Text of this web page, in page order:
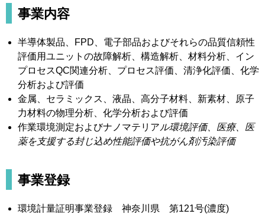
事業内容
半導体製品、FPD、電子部品およびそれらの品質信頼性
評価用ユニットの故障解析、構造解析、材料分析、イン
プロセスQC関連分析、プロセス評価、清浄化評価、化学
分析および評価
金属、セラミックス、液晶、高分子材料、新素材、原子
力材料の物理分析、化学分析および評価
作業環境測定およびナノマテリアル環境評価、医療、医
薬を支援する封じ込め性能評価や抗がん剤汚染評価
事業登録
環境計量証明事業登録 神奈川県 第121号(濃度)